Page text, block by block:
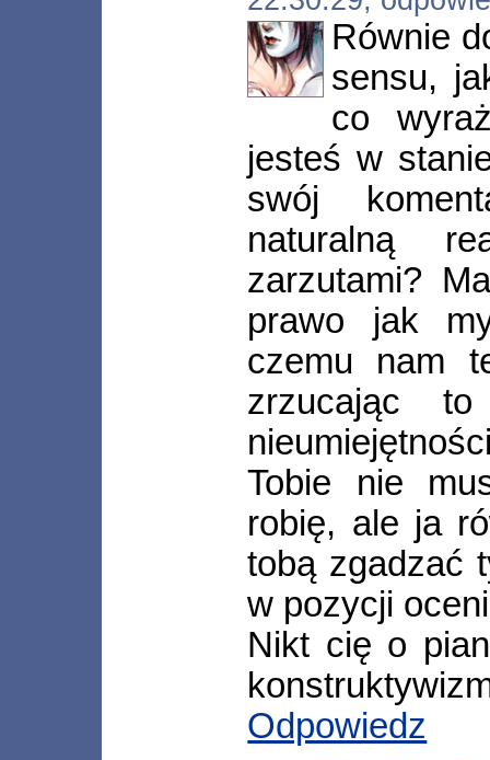
Równie
sensu,
co
jesteś w
swój
naturalną
zarzutami?
prawo jak
czemu nam
zrzucając
Tobie nie
robię, ale ja
tobą zgadzać
w pozycji
Nikt cię o
Odpowiedz